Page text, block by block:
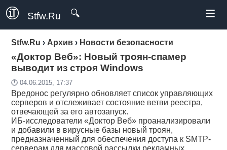
Stfw.Ru 🔍 ≡
Stfw.Ru › Архив › Новости безопасности
«Доктор Веб»: Новый троян-спамер
выводит из строя Windows
🕛 04.06.2015, 17:37
Вредонос регулярно обновляет список управляющих
серверов и отслеживает состояние ветви реестра,
отвечающей за его автозапуск.
ИБ-исследователи «Доктор Веб» проанализировали
и добавили в вирусные базы новый троян,
предназначенный для обеспечения доступа к SMTP-
серверам для массовой рассылки рекламных